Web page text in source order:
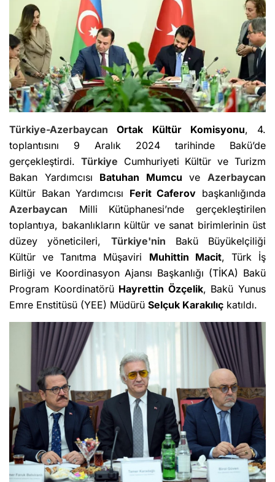
Türkiye-Azerbaycan Ortak Kültür Komisyonu, 4.
toplantısını 9 Aralık 2024 tarihinde Bakü’de
gerçekleştirdi. Türkiye Cumhuriyeti Kültür ve Turizm
Bakan Yardımcısı Batuhan Mumcu veAzerbaycan
Kültür Bakan Yardımcısı Ferit Caferov başkanlığında
Azerbaycan Milli Kütüphanesi’nde gerçekleştirilen
toplantıya, bakanlıkların kültür ve sanat birimlerinin üst
düzey yöneticileri, Türkiye'nin Bakü Büyükelçiliği
Kültür ve Tanıtma Müşaviri Muhittin Macit, Türk İş
Birliği ve Koordinasyon Ajansı Başkanlığı (TİKA) Bakü
Program Koordinatörü Hayrettin Özçelik, Bakü Yunus
Emre Enstitüsü (YEE) Müdürü Selçuk Karakılıç katıldı.